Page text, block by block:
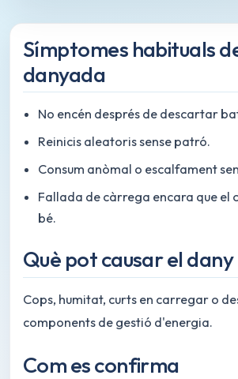
Símptomes habituals
danyada
No encén després de descartar
Reinicis aleatoris sense patró.
Consum anòmal o escalfament
Fallada de càrrega encara que el
bé.
Què pot causar el dany
Cops, humitat, curts en carregar o
components de gestió d'energia.
Com es confirma